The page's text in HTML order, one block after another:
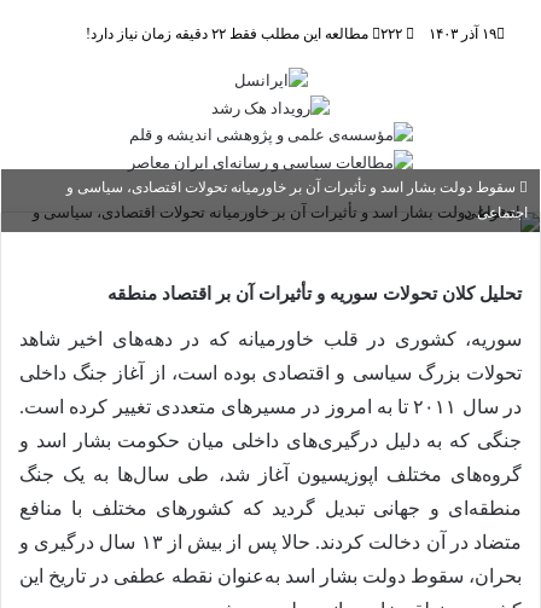
۱۹ آذر ۱۴۰۳ مطالعه این مطلب فقط ۲۲ دقیقه زمان نیاز دارد!
سقوط دولت بشار اسد و تأثیرات آن بر خاورمیانه تحولات اقتصادی، سیاسی و
اجتماعی
تحلیل کلان تحولات سوریه و تأثیرات آن بر اقتصاد منطقه
سوریه، کشوری در قلب خاورمیانه که در دهه‌های اخیر شاهد
تحولات بزرگ سیاسی و اقتصادی بوده است، از آغاز جنگ داخلی
در سال ۲۰۱۱ تا به امروز در مسیرهای متعددی تغییر کرده است.
جنگی که به دلیل درگیری‌های داخلی میان حکومت بشار اسد و
گروه‌های مختلف اپوزیسیون آغاز شد، طی سال‌ها به یک جنگ
منطقه‌ای و جهانی تبدیل گردید که کشورهای مختلف با منافع
متضاد در آن دخالت کردند. حالا پس از بیش از ۱۳ سال درگیری و
بحران، سقوط دولت بشار اسد به‌عنوان نقطه عطفی در تاریخ این